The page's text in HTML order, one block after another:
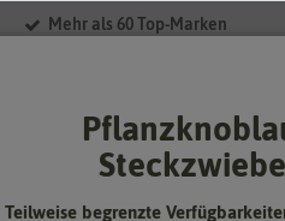
Mehr als 60 Top-Marken
Teilweise begrenzte